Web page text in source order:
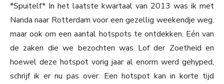
*Spuitelf* In het laatste kwartaal van 2013 was ik met
Nanda naar Rotterdam voor een gezellig weekendje weg,
maar ook om een aantal hotspots te ontdekken. Eén van
de zaken die we bezochten was Lof der Zoetheid en
hoewel deze hotspot vorig jaar al enorm werd gehyped,
schrijf ik er nu pas over. Een hotspot kan in korte tijd